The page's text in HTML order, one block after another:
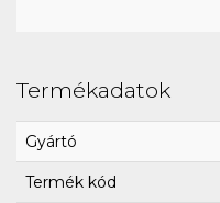
Termékadatok
Gyártó
Termék kód